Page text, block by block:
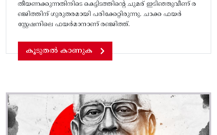
തീയണക്കുന്നതിനിടെ കെട്ടിടത്തിന്റെ ചുമര് ഇടിഞ്ഞുവീണ് ര
ഞ്ജിത്തിന് ഗുരുതരമായി പരിക്കേറ്റിരുന്നു. ചാക്ക ഫയർ
സ്റ്റേഷനിലെ ഫയർമാനാണ് രഞ്ജിത്ത്.
കൂടുതൽ കാണുക